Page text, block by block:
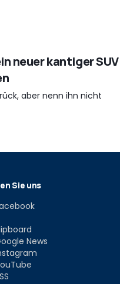
neuer kantiger SUV
aber nenn ihn nicht
Sie uns
News